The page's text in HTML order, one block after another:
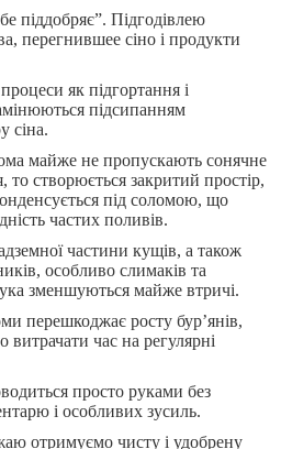
піддобряє”. Підгодівлею
перегнившее сіно і продукти
як підгортання і
підсипанням
сіна.
майже не пропускають сонячне
створюється закритий простір,
під соломою, що
частих поливів.
частини кущів, а також
особливо слимаків та
зменшуються майже втричі.
перешкоджає росту бур’янів,
витрачати час на регулярні
просто руками без
і особливих зусиль.
отримуємо чисту і удобрену